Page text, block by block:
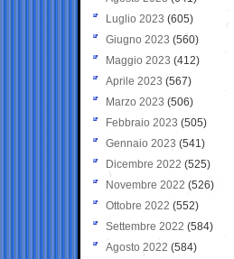
Luglio 2023 (605)
Giugno 2023 (560)
Maggio 2023 (412)
Aprile 2023 (567)
Marzo 2023 (506)
Febbraio 2023 (505)
Gennaio 2023 (541)
Dicembre 2022 (525)
Novembre 2022 (526)
Ottobre 2022 (552)
Settembre 2022 (584)
Agosto 2022 (584)